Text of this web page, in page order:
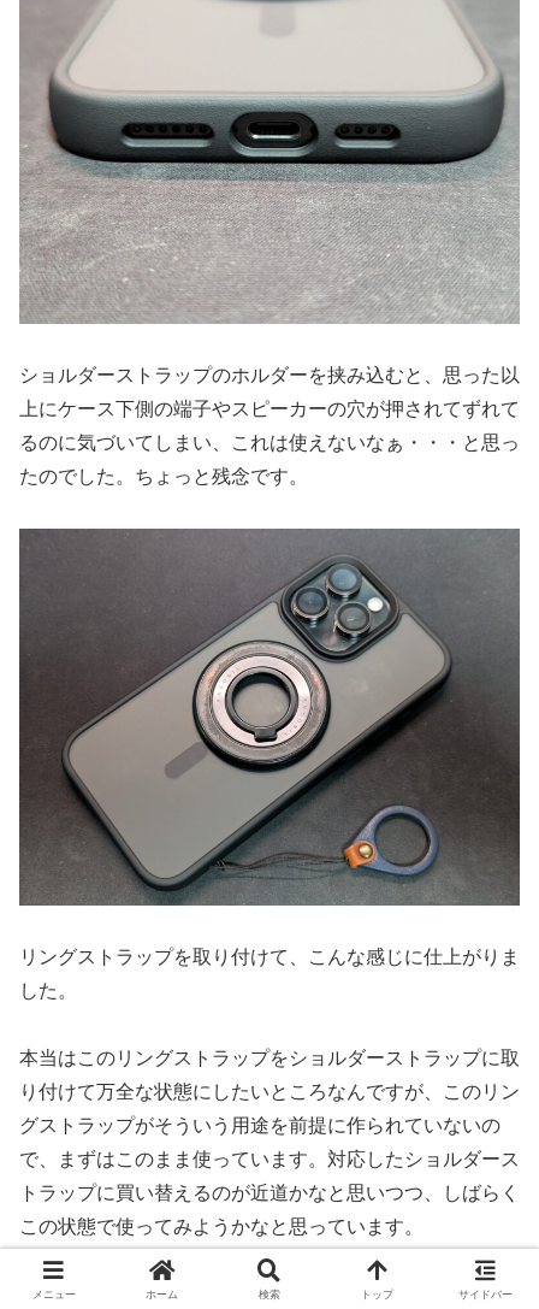
ショルダーストラップのホルダーを挟み込むと、思った以
上にケース下側の端子やスピーカーの穴が押されてずれて
るのに気づいてしまい、これは使えないなぁ・・・と思っ
たのでした。ちょっと残念です。
リングストラップを取り付けて、こんな感じに仕上がりま
した。
本当はこのリングストラップをショルダーストラップに取
り付けて万全な状態にしたいところなんですが、このリン
グストラップがそういう用途を前提に作られていないの
で、まずはこのまま使っています。対応したショルダース
トラップに買い替えるのが近道かなと思いつつ、しばらく
この状態で使ってみようかなと思っています。
メニュー ホーム 検索 トップ サイドバー